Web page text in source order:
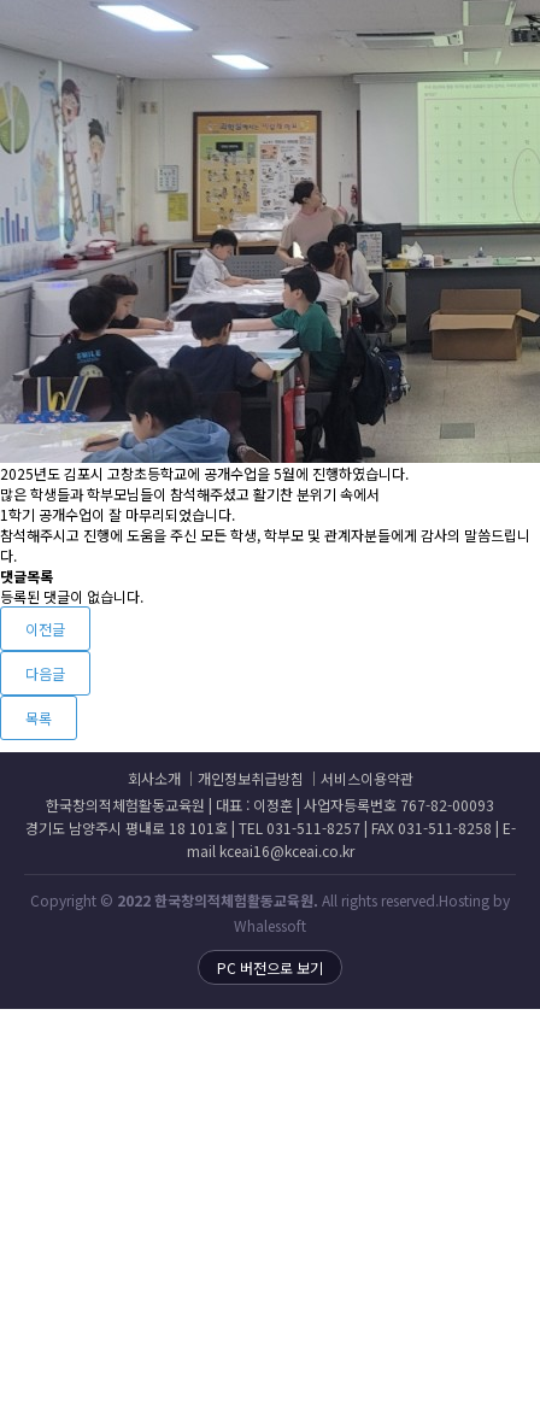
2025년도 김포시 고창초등학교에 공개수업을 5월에 진행하였습니다.
많은 학생들과 학부모님들이 참석해주셨고 활기찬 분위기 속에서
1학기 공개수업이 잘 마무리되었습니다.
참석해주시고 진행에 도움을 주신 모든 학생, 학부모 및 관계자분들에게 감사의 말씀드립니
다.
댓글목록
등록된 댓글이 없습니다.
이전글
다음글
목록
회사소개 개인정보취급방침
서비스이용약관
한국창의적체험활동교육원 | 대표 : 이정훈 | 사업자등록번호 767-82-00093
경기도 남양주시 평내로 18 101호 | TEL 031-511-8257 | FAX 031-511-8258 | E-
mail kceai16@kceai.co.kr
Copyright © 2022 한국창의적체험활동교육원. All rights reserved.Hosting by
Whalessoft
PC 버전으로 보기